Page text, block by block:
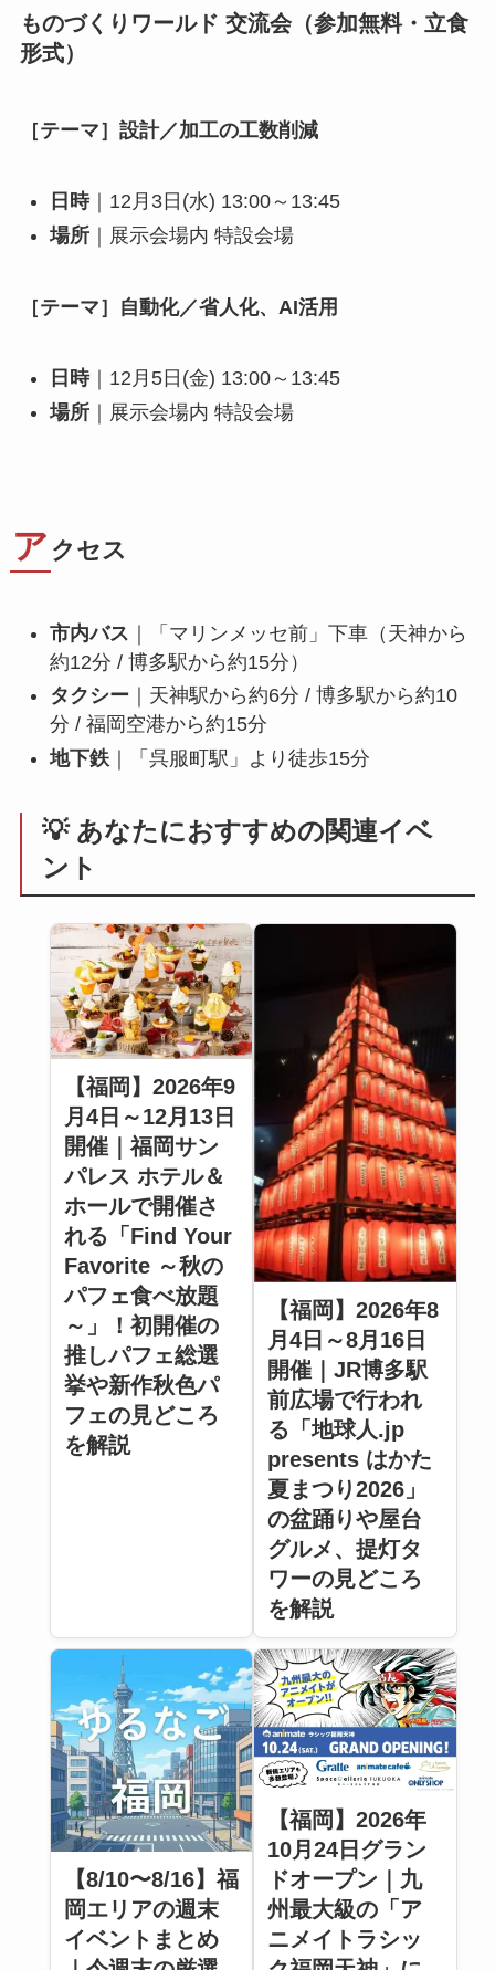
ものづくりワールド 交流会（参加無料・立食
形式）
［テーマ］設計／加工の工数削減
日時｜12月3日(水) 13:00～13:45
場所｜展示会場内 特設会場
［テーマ］自動化／省人化、AI活用
日時｜12月5日(金) 13:00～13:45
場所｜展示会場内 特設会場
ア クセス
市内バス ｜「マリンメッセ前」下車（天神から
約12分 / 博多駅から約15分）
タクシー ｜天神駅から約6分 / 博多駅から約10
分 / 福岡空港から約15分
地下鉄｜「呉服町駅」より徒歩15分
💡 あなたにおすすめの関連イベ
ント
【福岡】2026年9
月4日～12月13日
開催｜福岡サン
パレス ホテル＆
ホールで開催さ
れる「Find Your
Favorite ～秋の
パフェ食べ放題
～」！初開催の
推しパフェ総選
挙や新作秋色パ
フェの見どころ
を解説
【福岡】2026年8
月4日～8月16日
開催｜JR博多駅
前広場で行われ
る「地球人.jp
presents はかた
夏まつり2026」
の盆踊りや屋台
グルメ、提灯タ
ワーの見どころ
を解説
【8/10〜8/16】福
岡エリアの週末
イベントまとめ
【福岡】2026年
10月24日グラン
ドオープン｜九
州最大級の「ア
ニメイトラシッ